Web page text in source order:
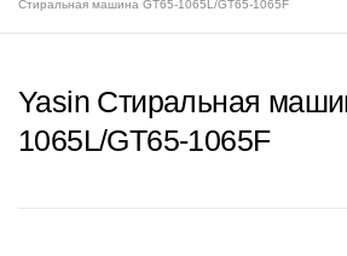
Стиральная машина GT65-1065L/GT65-1065F
Yasin Стиральная
1065L/GT65-1065F